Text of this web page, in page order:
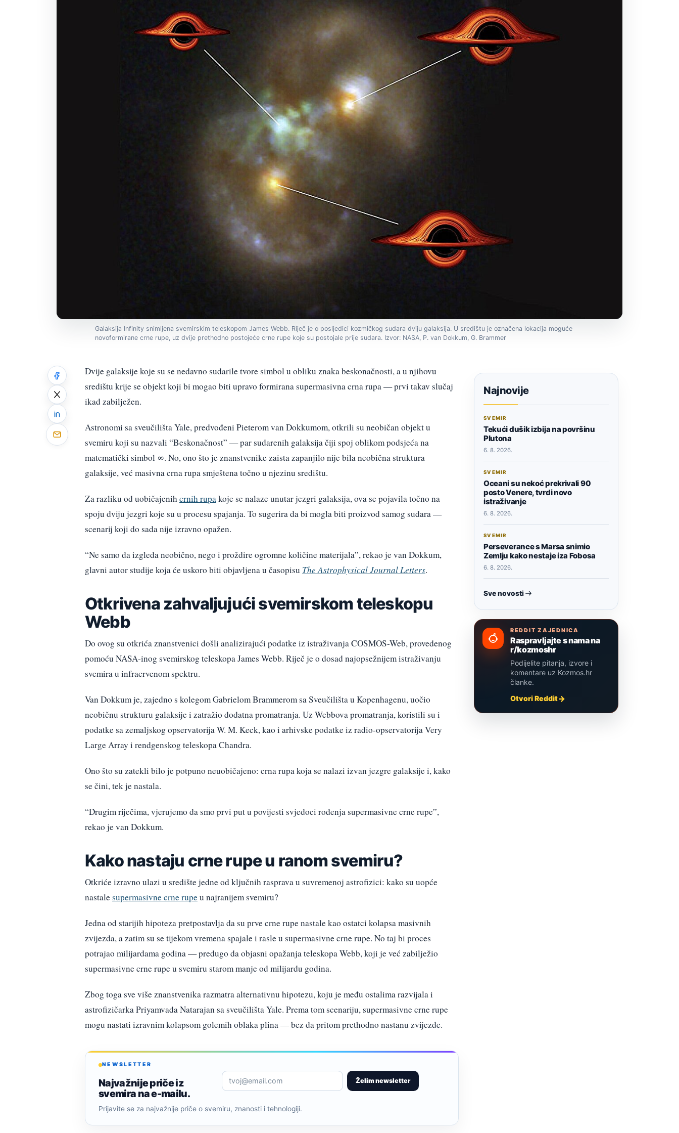
Galaksija Infinity snimljena svemirskim teleskopom James Webb. Riječ je o posljedici kozmičkog sudara dviju galaksija. U središtu je označena lokacija moguće
novoformirane crne rupe, uz dvije prethodno postojeće crne rupe koje su postojale prije sudara. Izvor: NASA, P. van Dokkum, G. Brammer
Dvije galaksije koje su se nedavno sudarile tvore simbol u obliku znaka beskonačnosti, a u njihovu
središtu krije se objekt koji bi mogao biti upravo formirana supermasivna crna rupa — prvi takav slučaj
ikad zabilježen.
Astronomi sa sveučilišta Yale, predvođeni Pieterom van Dokkumom, otkrili su neobičan objekt u
svemiru koji su nazvali “Beskonačnost” — par sudarenih galaksija čiji spoj oblikom podsjeća na
matematički simbol ∞. No, ono što je znanstvenike zaista zapanjilo nije bila neobična struktura
galaksije, već masivna crna rupa smještena točno u njezinu središtu.
Za razliku od uobičajenihcrnih rupakoje se nalaze unutar jezgri galaksija, ova se pojavila točno na
spoju dviju jezgri koje su u procesu spajanja. To sugerira da bi mogla biti proizvod samog sudara —
scenarij koji do sada nije izravno opažen.
“Ne samo da izgleda neobično, nego i proždire ogromne količine materijala”, rekao je van Dokkum,
glavni autor studije koja će uskoro biti objavljena u časopisu The Astrophysical Journal Letters.
Otkrivena zahvaljujući svemirskom teleskopu
Webb
Do ovog su otkrića znanstvenici došli analizirajući podatke iz istraživanja COSMOS-Web, provedenog
pomoću NASA-inog svemirskog teleskopa James Webb. Riječ je o dosad najopsežnijem istraživanju
svemira u infracrvenom spektru.
Van Dokkum je, zajedno s kolegom Gabrielom Brammerom sa Sveučilišta u Kopenhagenu, uočio
neobičnu strukturu galaksije i zatražio dodatna promatranja. Uz Webbova promatranja, koristili su i
podatke sa zemaljskog opservatorija W. M. Keck, kao i arhivske podatke iz radio-opservatorija Very
Large Array i rendgenskog teleskopa Chandra.
Ono što su zatekli bilo je potpuno neuobičajeno: crna rupa koja se nalazi izvan jezgre galaksije i, kako
se čini, tek je nastala.
“Drugim riječima, vjerujemo da smo prvi put u povijesti svjedoci rođenja supermasivne crne rupe”,
rekao je van Dokkum.
Kako nastaju crne rupe u ranom svemiru?
Otkriće izravno ulazi u središte jedne od ključnih rasprava u suvremenoj astrofizici: kako su uopće
nastalesupermasivne crne rupeu najranijem svemiru?
Jedna od starijih hipoteza pretpostavlja da su prve crne rupe nastale kao ostatci kolapsa masivnih
zvijezda, a zatim su se tijekom vremena spajale i rasle u supermasivne crne rupe. No taj bi proces
potrajao milijardama godina — predugo da objasni opažanja teleskopa Webb, koji je već zabilježio
supermasivne crne rupe u svemiru starom manje od milijardu godina.
Zbog toga sve više znanstvenika razmatra alternativnu hipotezu, koju je među ostalima razvijala i
astrofizičarka Priyamvada Natarajan sa sveučilišta Yale. Prema tom scenariju, supermasivne crne rupe
mogu nastati izravnim kolapsom golemih oblaka plina — bez da pritom prethodno nastanu zvijezde.
NEWSLETTER
Najvažnije priče iz
svemira na e-mailu.
Želim newsletter
Prijavite se za najvažnije priče o svemiru, znanosti i tehnologiji.
Najnovije
SVEMIR
Tekući dušik izbija na površinu
Plutona
6. 8. 2026.
SVEMIR
Oceani su nekoć prekrivali 90
posto Venere, tvrdi novo
istraživanje
6. 8. 2026.
SVEMIR
Perseverance s Marsa snimio
Zemlju kako nestaje iza Fobosa
6. 8. 2026.
Sve novosti
REDDIT ZAJEDNICA
Raspravljajte s nama na
r/kozmoshr
Podijelite pitanja, izvore i
komentare uz Kozmos.hr
članke.
Otvori Reddit